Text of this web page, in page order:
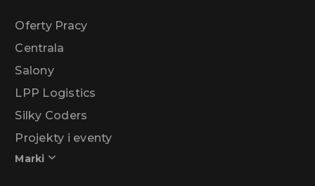
Oferty Pracy
Centrala
Salony
LPP Logistics
Silky Coders
Projekty i eventy
Marki